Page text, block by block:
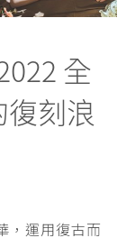
全
刻浪
，運用復古而